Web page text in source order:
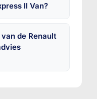
II Van?
de Renault